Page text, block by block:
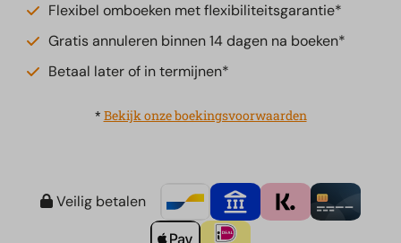
Flexibel omboeken met flexibiliteitsgarantie*
Gratis annuleren binnen 14 dagen na boeken*
Betaal later of in termijnen*
* Bekijk onze boekingsvoorwaarden
Veilig betalen